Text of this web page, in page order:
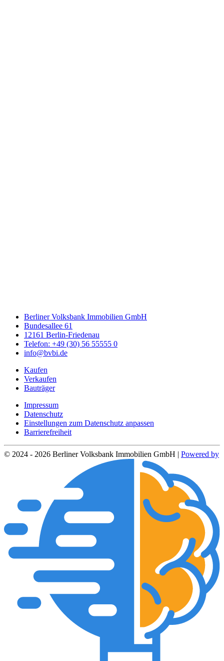
Berliner Volksbank Immobilien GmbH
Bundesallee 61
12161 Berlin-Friedenau
Telefon: +49 (30) 56 55555 0
info@bvbi.de
Kaufen
Verkaufen
Bauträger
Impressum
Datenschutz
Einstellungen zum Datenschutz anpassen
Barrierefreiheit
© 2024 - 2026 Berliner Volksbank Immobilien GmbH | Powered by